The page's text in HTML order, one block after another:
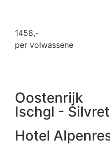
1458,-
per volwassene
Oostenrijk
Ischgl -
Hotel